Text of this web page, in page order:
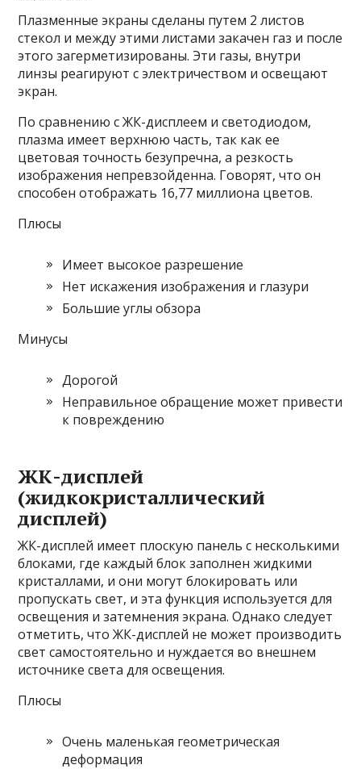
Плазменные экраны сделаны путем 2 листов
стекол и между этими листами закачен газ и после
этого загерметизированы. Эти газы, внутри
линзы реагируют с электричеством и освещают
экран.
По сравнению с ЖК-дисплеем и светодиодом,
плазма имеет верхнюю часть, так как ее
цветовая точность безупречна, а резкость
изображения непревзойденна. Говорят, что он
способен отображать 16,77 миллиона цветов.
Плюсы
Имеет высокое разрешение
Нет искажения изображения и глазури
Большие углы обзора
Минусы
Дорогой
Неправильное обращение может привести
к повреждению
ЖК-дисплей
(жидкокристаллический
дисплей)
ЖК-дисплей имеет плоскую панель с несколькими
блоками, где каждый блок заполнен жидкими
кристаллами, и они могут блокировать или
пропускать свет, и эта функция используется для
освещения и затемнения экрана. Однако следует
отметить, что ЖК-дисплей не может производить
свет самостоятельно и нуждается во внешнем
источнике света для освещения.
Плюсы
Очень маленькая геометрическая
деформация